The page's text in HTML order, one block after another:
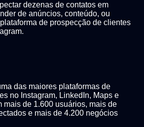
dezenas de contatos em
de anúncios, conteúdo, ou
de prospecção de clientes
das maiores plataformas de
no Instagram, LinkedIn, Maps e
mais de 1.600 usuários, mais de
e mais de 4.200 negócios